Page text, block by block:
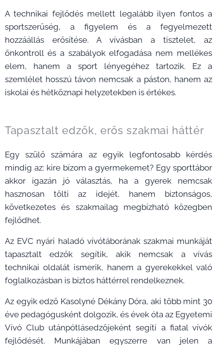
A technikai fejlődés mellett legalább ilyen fontos a
sportszerűség, a figyelem és a fegyelmezett
hozzáállás erősítése. A vívásban a tisztelet, az
önkontroll és a szabályok elfogadása nem mellékes
elem, hanem a sport lényegéhez tartozik. Ez a
szemlélet hosszú távon nemcsak a páston, hanem az
iskolai és hétköznapi helyzetekben is értékes.
Tapasztalt edzők, erős szakmai háttér
Egy szülő számára az egyik legfontosabb kérdés
mindig az: kire bízom a gyermekemet? Egy sporttábor
akkor igazán jó választás, ha a gyerek nemcsak
hasznosan tölti az idejét, hanem biztonságos,
következetes és szakmailag megbízható közegben
fejlődhet.
Az EVC nyári haladó vívótáborának szakmai munkáját
tapasztalt edzők segítik, akik nemcsak a vívás
technikai oldalát ismerik, hanem a gyerekekkel való
foglalkozásban is biztos háttérrel rendelkeznek.
Az egyik edző Kasolyné Dékány Dóra, aki több mint 30
éve pedagógusként dolgozik, és évek óta az Egyetemi
Vívó Club utánpótlásedzőjeként segíti a fiatal vívók
fejlődését. Munkájában egyszerre van jelen a